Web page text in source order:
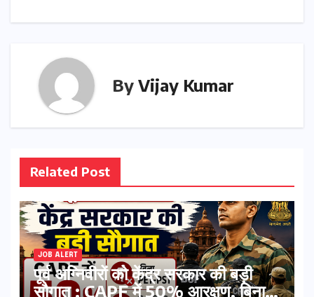
By Vijay Kumar
Related Post
JOB ALERT
पूर्व अग्निवीरों को केंद्र सरकार की बड़ी
सौगात : CAPF में 50% आरक्षण, बिना